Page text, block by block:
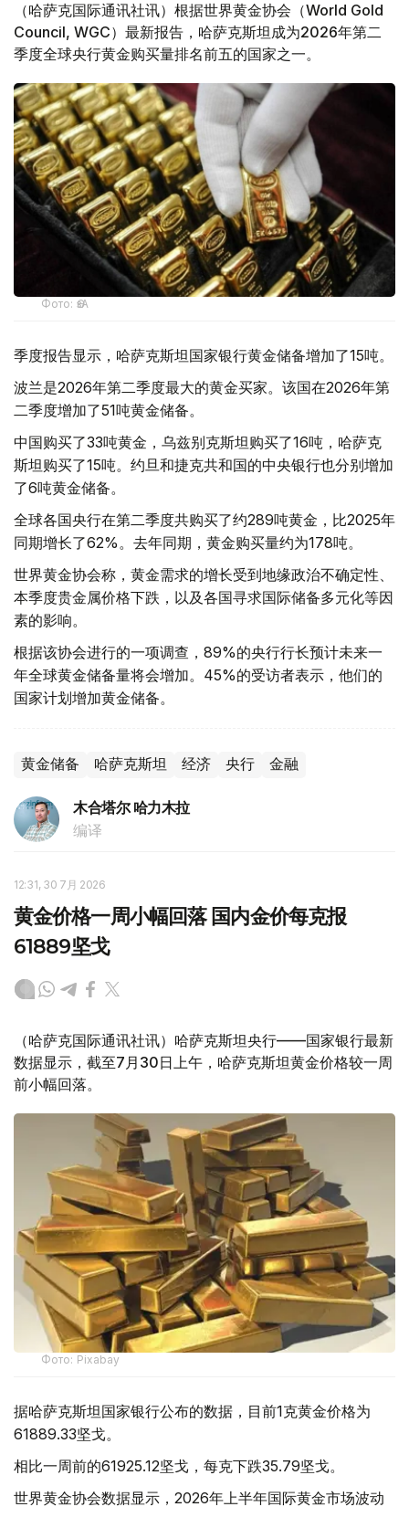
（哈萨克国际通讯社讯）根据世界黄金协会（World Gold
Council, WGC）最新报告，哈萨克斯坦成为2026年第二
季度全球央行黄金购买量排名前五的国家之一。
Фото: ӨзА
季度报告显示，哈萨克斯坦国家银行黄金储备增加了15吨。
波兰是2026年第二季度最大的黄金买家。该国在2026年第
二季度增加了51吨黄金储备。
中国购买了33吨黄金，乌兹别克斯坦购买了16吨，哈萨克
斯坦购买了15吨。约旦和捷克共和国的中央银行也分别增加
了6吨黄金储备。
全球各国央行在第二季度共购买了约289吨黄金，比2025年
同期增长了62%。去年同期，黄金购买量约为178吨。
世界黄金协会称，黄金需求的增长受到地缘政治不确定性、
本季度贵金属价格下跌，以及各国寻求国际储备多元化等因
素的影响。
根据该协会进行的一项调查，89%的央行行长预计未来一
年全球黄金储备量将会增加。45%的受访者表示，他们的
国家计划增加黄金储备。
黄金储备 哈萨克斯坦 经济 央行 金融
木合塔尔 哈力木拉
编译
12:31, 30 7月 2026
黄金价格一周小幅回落 国内金价每克报
61889坚戈
（哈萨克国际通讯社讯）哈萨克斯坦央行——国家银行最新
数据显示，截至7月30日上午，哈萨克斯坦黄金价格较一周
前小幅回落。
Фото: Pixabay
据哈萨克斯坦国家银行公布的数据，目前1克黄金价格为
61889.33坚戈。
相比一周前的61925.12坚戈，每克下跌35.79坚戈。
世界黄金协会数据显示，2026年上半年国际黄金市场波动